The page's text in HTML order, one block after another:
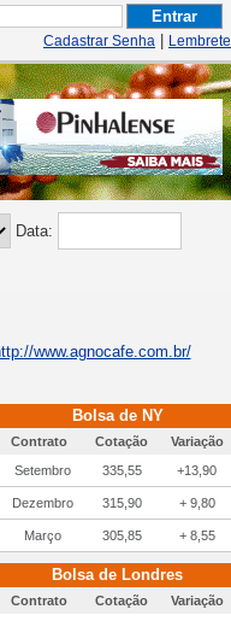
Cadastrar Senha
Lembrete
Data:
Bolsa de NY
Contrato Cotação
Variação
Setembro
335,55 +13,90
Dezembro 315,90 + 9,80
Março 305,85 + 8,55
Bolsa de Londres
Contrato Cotação
Variação